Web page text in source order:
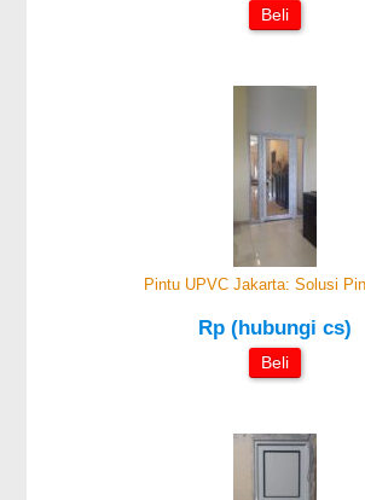
Beli
Pintu UPVC Jakarta: Solusi
Rp (hubungi cs)
Beli